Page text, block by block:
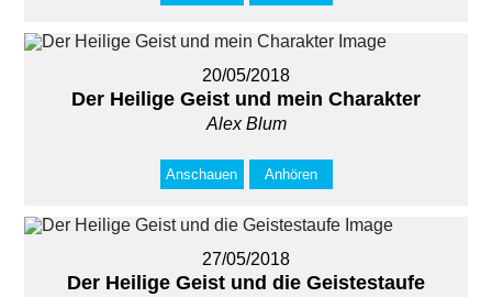
20/05/2018
Der Heilige Geist und mein Charakter
Alex Blum
Anschauen Anhören
27/05/2018
Der Heilige Geist und die Geistestaufe